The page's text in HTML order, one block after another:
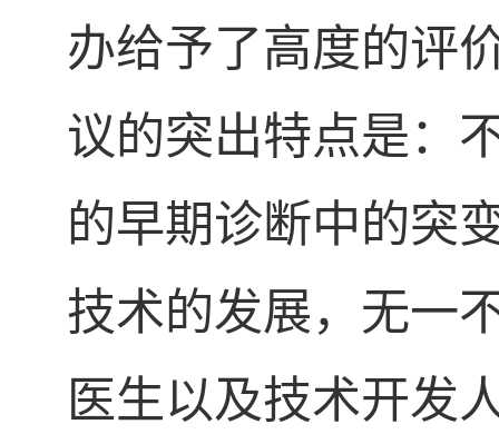
办给予了高度的评
议的突出特点是：
的早期诊断中的突
技术的发展，无一
医生以及技术开发